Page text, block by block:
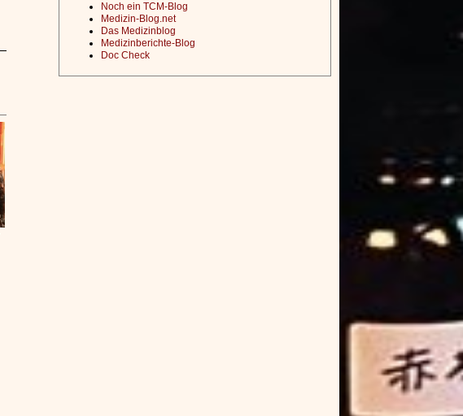
Noch ein TCM-Blog
Medizin-Blog.net
Das Medizinblog
Medizinberichte-Blog
Doc Check